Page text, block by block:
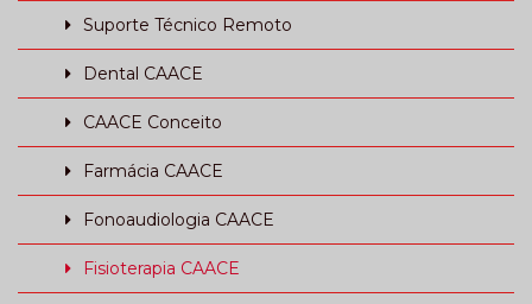
Suporte Técnico Remoto
Dental CAACE
CAACE Conceito
Farmácia CAACE
Fonoaudiologia CAACE
Fisioterapia CAACE